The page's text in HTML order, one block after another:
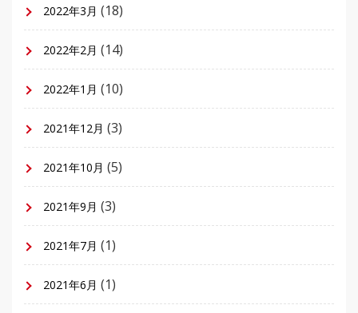
2022年3月 (18)
2022年2月 (14)
2022年1月 (10)
2021年12月 (3)
2021年10月 (5)
2021年9月 (3)
2021年7月 (1)
2021年6月 (1)